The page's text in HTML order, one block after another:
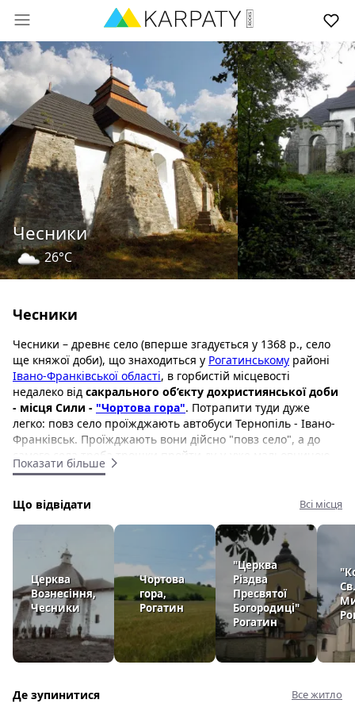
Чесники
26°C
Чесники
Чесники – древнє село (вперше згадується у 1368 р., село
ще княжої доби), що знаходиться у Рогатинському районі
Івано-Франківської області, в горбистій місцевості
недалеко від сакрального об’єкту дохристиянської доби
- місця Сили - "Чортова гора". Потрапити туди дуже
легко: повз село проїжджають автобуси Тернопіль - Івано-
Франківськ. Проїжджають вони дійсно "повз село", а до
самого села треба трошки пройти ду-у-уже мальовничою
крученою дорогою. Коли йдеш нею до Чесників, то ліворуч
нагадують різнокольорову клаптикову ковдру, а у центрі
(1911)
Перша письмова згадка припадає на 1368 рік. У роки
татарського лихоліття спеціально будувалися Божі храми,
церква у Чесниках. Вона мурована, була огороджена
Показати більше
Що відвідати Всі місця
Церква
Вознесіння,
Чесники
Чортова
гора,
Рогатин
"Церква
Різдва
Пресвятої
Богородиці"
Рогатин
Св.
Де зупинитися Все житло